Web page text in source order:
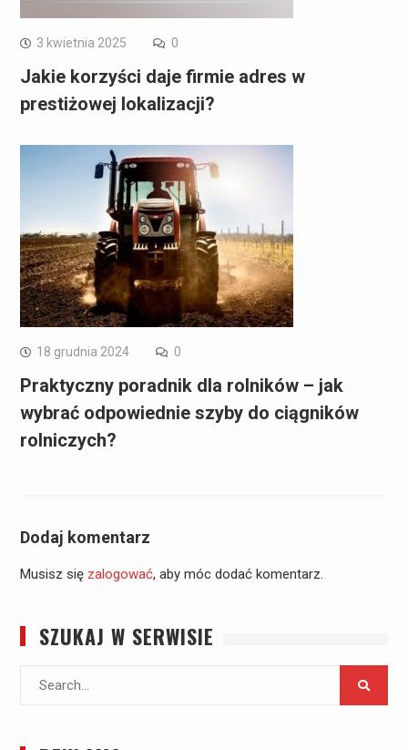
3 kwietnia 2025 0
Jakie korzyści daje firmie adres w
prestiżowej lokalizacji?
18 grudnia 2024 0
Praktyczny poradnik dla rolników – jak
wybrać odpowiednie szyby do ciągników
rolniczych?
Dodaj komentarz
Musisz się zalogować, aby móc dodać komentarz.
SZUKAJ W SERWISIE